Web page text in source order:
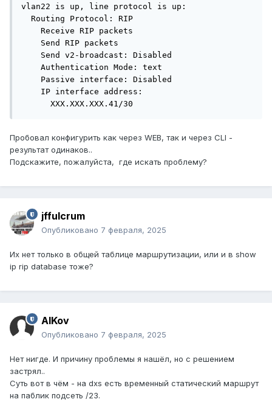
vlan22 is up, line protocol is up:
Routing Protocol: RIP
Receive RIP packets
Send RIP packets
Send v2-broadcast: Disabled
Authentication Mode: text
Passive interface: Disabled
IP interface address:
XXX.XXX.XXX.41/30
Пробовал конфигурить как через WEB, так и через CLI -
результат одинаков..
Подскажите, пожалуйста, где искать проблему?
jffulcrum
Опубликовано 7 февраля, 2025
Их нет только в общей таблице маршрутизации, или и в show
ip rip database тоже?
AlKov
Опубликовано 7 февраля, 2025
Нет нигде. И причину проблемы я нашёл, но с решением
застрял..
Суть вот в чём - на dxs есть временный статический маршрут
на паблик подсеть /23.